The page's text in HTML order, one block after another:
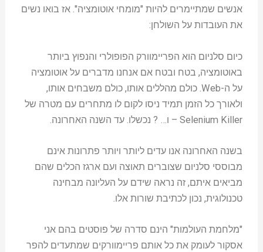
אנשים שמתיימרים להיות "מומחי אוטומציה". אז בואו נשים
את העובדות על השולחן:
כיום סלניום הוא הפריימוורק הפופולרי והנפוץ ביותר
באוטומציה, בטח ובטח אם אנחנו מדברים על אוטומציה
על ה-Web. כולם מהללים אותו, כולם משבחים אותו,
ולאורך כל הזמן תמיד ניסו לקום לו מתחרים עם מטרה של
Selenium Killer – ו… ? נכשלו. עד השנה האחרונה.
בשנה האחרונה אנו עדים ליותר ויותר פתרונות אינם
מבוססי סלניום שצוברים תאוצה ועם ארגז הכלים שהם
מביאים איתם, זה נראה שידם על העליונה מבחינה
טכנולוגית, נכון לכתיבת שורות אלו.
"מלחמת העולמות" הינם סדרה של פוסטים בהם אני
אסקור לעומק את כל אותם פריימוורקים שמתעדים להפר